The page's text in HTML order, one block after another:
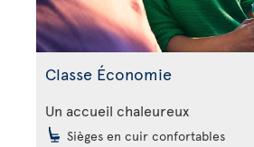
Classe Économie
Un accueil chaleureux
Sièges en cuir confortables